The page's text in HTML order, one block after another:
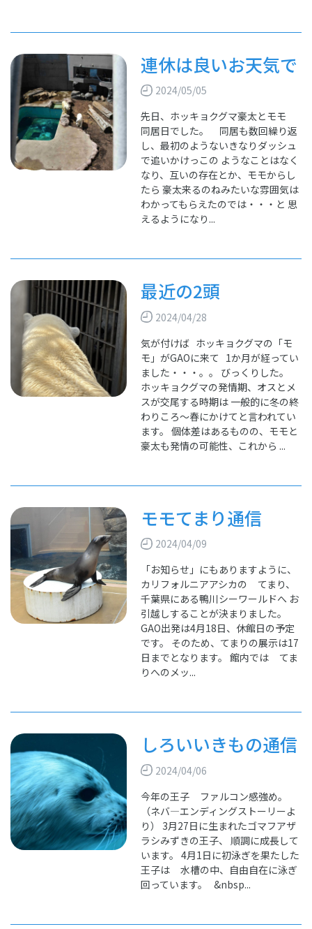
連休は良いお天気で
2024/05/05
先日、ホッキョクグマ豪太とモモ
同居日でした。 同居も数回繰り返
し、最初のようないきなりダッシュ
で追いかけっこの ようなことはなく
なり、互いの存在とか、モモからし
たら 豪太来るのねみたいな雰囲気は
わかってもらえたのでは・・・と 思
えるようになり...
最近の2頭
2024/04/28
気が付けば ホッキョクグマの「モ
モ」がGAOに来て 1か月が経ってい
ました・・・。。 びっくりした。
ホッキョクグマの発情期、オスとメ
スが交尾する時期は 一般的に冬の終
わりころ～春にかけてと言われてい
ます。 個体差はあるものの、モモと
豪太も発情の可能性、これから ...
モモてまり通信
2024/04/09
「お知らせ」にもありますように、
カリフォルニアアシカの てまり、
千葉県にある鴨川シーワールドへ お
引越しすることが決まりました。
GAO出発は4月18日、休館日の予定
です。 そのため、てまりの展示は17
日までとなります。 館内では てま
りへのメッ...
しろいいきもの通信
2024/04/06
今年の王子 ファルコン感強め。
（ネバ―エンディングストーリーよ
り） 3月27日に生まれたゴマフアザ
ラシみずきの王子、 順調に成長して
います。 4月1日に初泳ぎを果たした
王子は 水槽の中、自由自在に泳ぎ
回っています。 &nbsp...